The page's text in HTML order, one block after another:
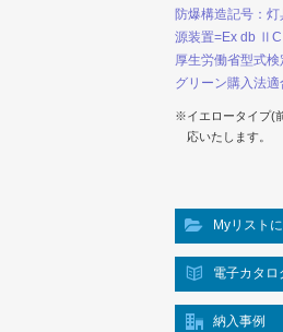
防爆構造記号：
源装置=Ex db ⅡC
厚生労働省型式検
グリーン購入法適
※イエロータイプ(
応いたします。
Myリスト
電子カタロ
納入事例